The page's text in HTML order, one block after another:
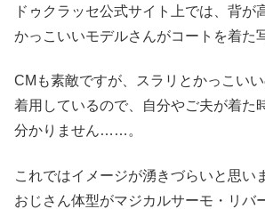
ドゥクラッセ公式サイト上では、背が
かっこいいモデルさんがコートを着た
CMも素敵ですが、スラリとかっこい
着用しているので、自分やご夫が着た
分かりません……。
これではイメージが湧きづらいと思い
おじさん体型がマジカルサーモ・リバ